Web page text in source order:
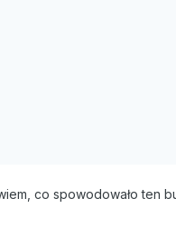
co spowodowało ten